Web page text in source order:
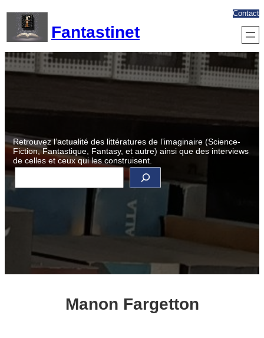
contenu
Fantastinet
Contact
Retrouvez l’actualité des littératures de l’imaginaire (Science-
Fiction, Fantastique, Fantasy, et autre) ainsi que des interviews
de celles et ceux qui les construisent.
R
c
e
Manon Fargetton